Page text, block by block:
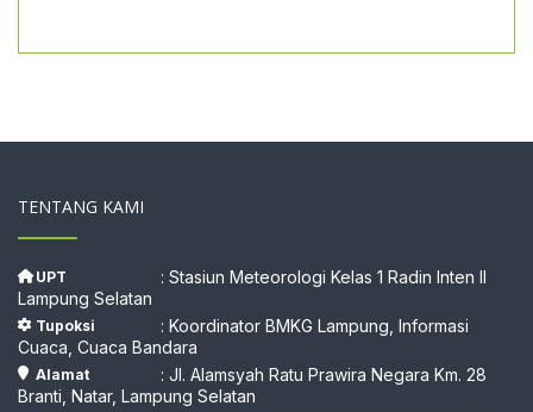
TENTANG KAMI
UPT
: Stasiun Meteorologi Kelas 1 Radin Inten II
Lampung Selatan
Tupoksi
: Koordinator BMKG Lampung, Informasi
Cuaca, Cuaca Bandara
Alamat
: Jl. Alamsyah Ratu Prawira Negara Km. 28
Branti, Natar, Lampung Selatan